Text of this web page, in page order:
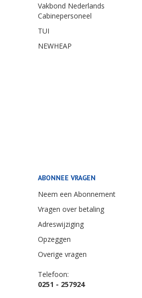
Vakbond Nederlands
Cabinepersoneel
TUI
NEWHEAP
ABONNEE VRAGEN
Neem een Abonnement
Vragen over betaling
Adreswijziging
Opzeggen
Overige vragen
Telefoon:
0251 - 257924